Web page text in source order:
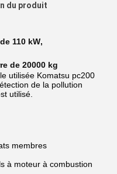
du produit
110 kW,
de 20000 kg
utilisée Komatsu pc200
de la pollution
utilisé.
membres
à moteur à combustion